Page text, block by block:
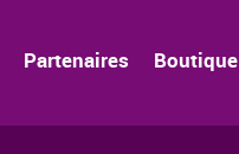
Partenaires Boutique